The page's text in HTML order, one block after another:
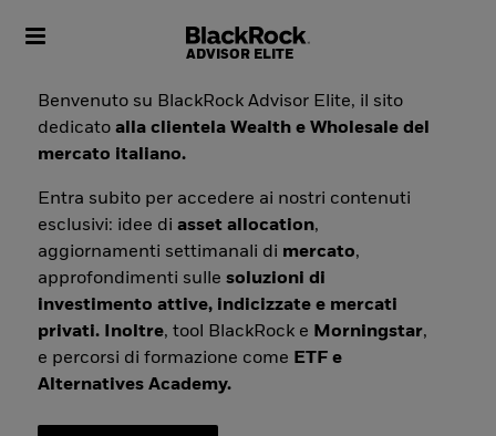
Toggle navigation
Benvenuto su BlackRock Advisor Elite, il sito
dedicatoalla clientela Wealth e Wholesale del
mercato italiano.
Entra subito per accedere ai nostri contenuti
esclusivi: idee diasset allocation,
aggiornamenti settimanali di mercato,
approfondimenti sullesoluzioni di
investimento attive, indicizzate e mercati
privati. Inoltre, tool BlackRock e Morningstar,
e percorsi di formazione come ETF e
Alternatives Academy.